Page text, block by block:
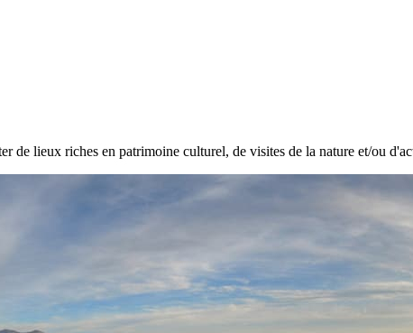
de lieux riches en patrimoine culturel, de visites de la nature et/ou